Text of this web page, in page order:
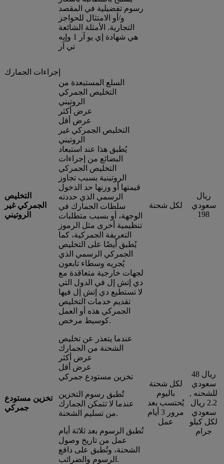
رسوم تفضيلية في المقصد
و/أو الامتثال للحواجز
التجارية. الأمثلة الشائعة
هي شهادة إي يو آر 1 وإيه
تي آر
إجراءات الجمارك
التخليص
الجمركي غير
الروتيني
السلع المستبعدة من
التخليص الجمركي
الروتيني
عرض أكثر
عرض أقل
التخليص الجمركي غير
الروتيني
يُطبق هذا عند استبعاد
البضائع من إجراءات
التخليص الجمركي
الروتينية بسبب تجاوز
قيمتها أو وزنها حد الدخول
الرسمي الذي حددته
سلطات الجمارك في
الوجهة، أو بسبب متطلبات
تنظيمية أخرى مثل الرموز
التعريفة الجمركية، كما
يُطبق أيضًا على التخليص
الجمركي الرسمي الذي
يُجريه وسطاء تابعون
لجهات خارجية متعاقدة مع
دي إتش إل في الدول التي
لا تستطيع دي إتش إل فيها
تقديم خدمات التخليص
الجمركي هذه أو العمل
كوسيط مرخص.
لكل شحنة
ريال
سعودي
198
تخزين مستودع
جمركي
عندما يتعذر عن تخليص
الشحنة من الجمارك
عرض أكثر
عرض أقل
تخزين مستودع جمركي
تُطبق رسوم التخزين
عندما لا تتمكن الجمارك
من تسليم الشحنة.
تُطبق الرسوم بعد ثلاثة أيام
عمل من تاريخ وصول
الشحنة، وتُطبق على دافع
الرسوم والضرائب.
لكل شحنة
باليوم
يُحتسب بعد
مرور 3 أيام
عمل
48 ريال
سعودي
للشحنه ,
2.2 ريال
سعودي
لكل كيلو
جرام